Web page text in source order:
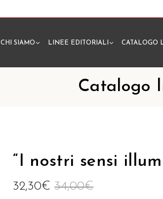
CHI SIAMO LINEE EDITORIALI CATALOGO
Catalogo
“I nostri sensi
34,00€
32,30€